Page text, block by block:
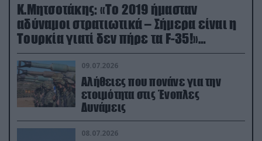
Κ.Μητσοτάκης: «Το 2019 ήμασταν
αδύναμοι στρατιωτικά – Σήμερα είναι η
Τουρκία γιατί δεν πήρε τα F-35!»
(βίντεο)
09.07.2026
Αλήθειες που πονάνε για την
ετοιμότητα στις Ένοπλες
Δυνάμεις
08.07.2026